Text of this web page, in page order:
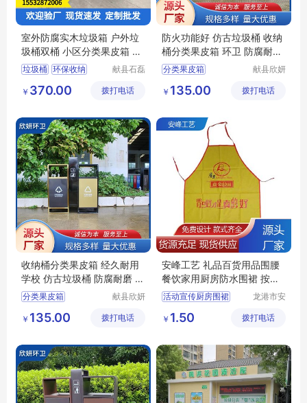
室外防腐实木垃圾箱 户外垃
圾桶双桶 小区分类果皮箱 二
分类 可定制
垃圾桶 环保收纳
源头厂家
献县石磊
有限公司
￥ 370.00 拨打电话
防火功能好 仿古垃圾桶 收纳
桶分类果皮箱 环卫 防腐耐磨
欣妍
分类果皮箱
环卫分类果皮箱
收纳桶分类果皮箱
献县欣妍
制造有限
￥ 135.00 拨打电话
收纳桶分类果皮箱 经久耐用
学校 仿古垃圾桶 防腐耐磨 欣
妍
分类果皮箱
学校分类果皮箱
收纳桶分类果皮箱
献县欣妍
制造有限
￥ 135.00 拨打电话
安峰工艺 礼品百货用品围腰
餐饮家用厨房防水围裙 按需
定制
活动宣传厨房围裙
防水防油涤纶围裙
广告工装印花围裙
龙港市安
品厂（个
￥ 1.50 拨打电话